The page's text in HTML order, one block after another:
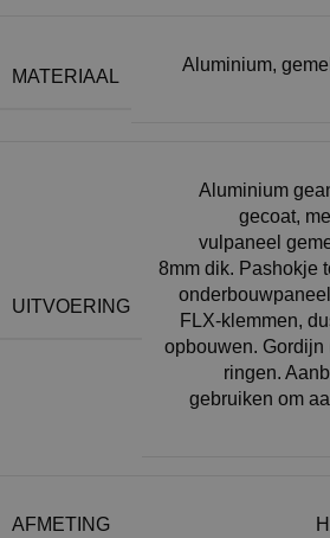
MATERIAAL
Aluminium,
UITVOERING
Aluminium
gecoat,
vulpaneel
8mm dik. Pashokje
FLX-klemmen,
opbouwen. Gordijn
ringen.
gebruiken om
AFMETING